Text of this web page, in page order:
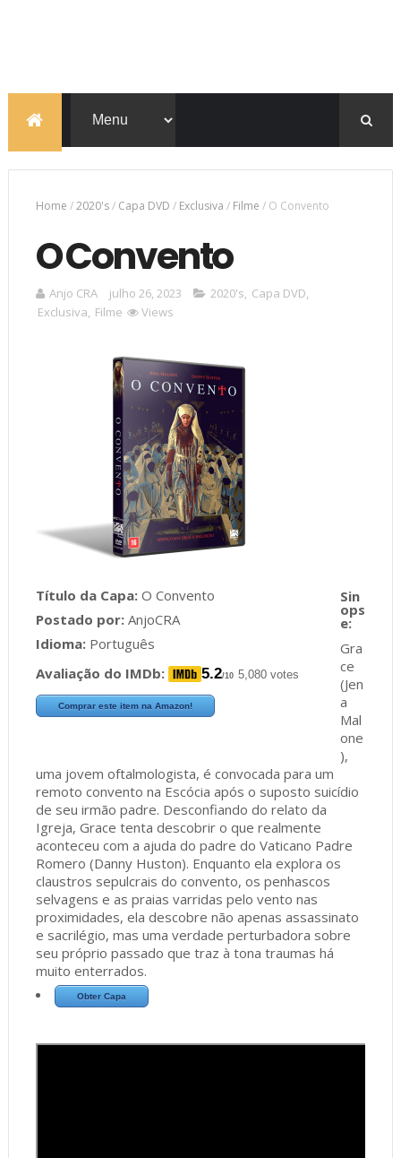
Home /2020's/ Capa DVD / Exclusiva / Filme / O Convento
O Convento
Anjo CRA julho 26, 2023 2020's, Capa DVD,
Exclusiva, Filme Views
Título da Capa:O Convento
Postado por:AnjoCRA
Idioma:Português
Avaliação do IMDb:
5.2/10 5,080 votes
Comprar este item na Amazon!
Gra
ce
(Jen
a
Mal
one
),
uma jovem oftalmologista, é convocada para um
remoto convento na Escócia após o suposto suicídio
de seu irmão padre. Desconfiando do relato da
Igreja, Grace tenta descobrir o que realmente
aconteceu com a ajuda do padre do Vaticano Padre
Romero (Danny Huston). Enquanto ela explora os
claustros sepulcrais do convento, os penhascos
selvagens e as praias varridas pelo vento nas
proximidades, ela descobre não apenas assassinato
e sacrilégio, mas uma verdade perturbadora sobre
seu próprio passado que traz à tona traumas há
muito enterrados.
Obter Capa